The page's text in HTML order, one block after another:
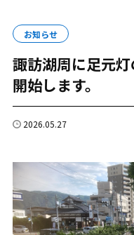
お知らせ
諏訪湖周に足元
開始します。
2026.05.27